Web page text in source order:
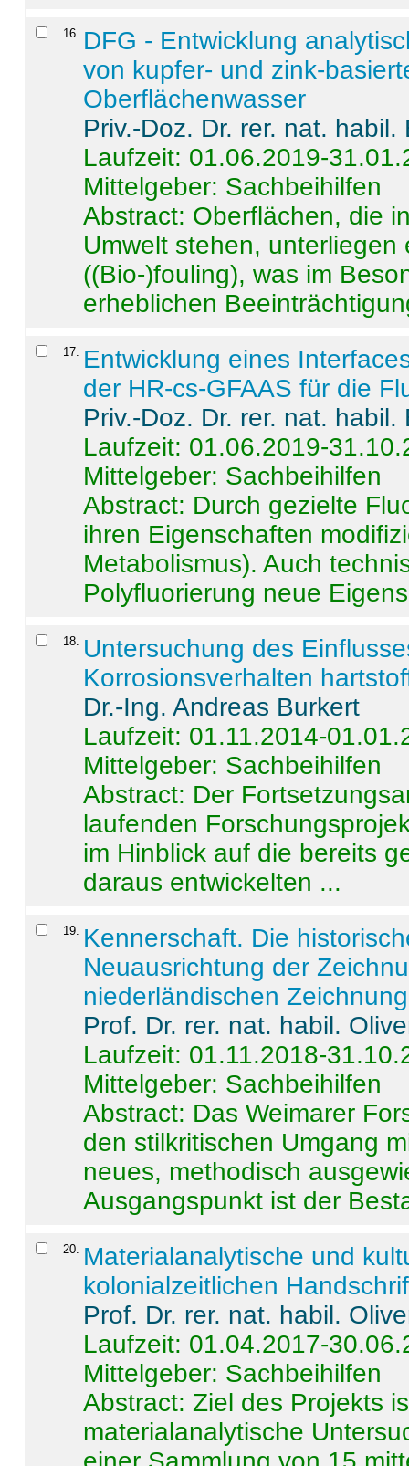
16
DFG - Entwicklung
von kupfer- und zink-
Oberflächenwasser
Priv.-Doz. Dr. rer. nat.
Laufzeit: 01.06.2019-
Mittelgeber: Sachbeihilfen
Abstract: Oberflächen, die
Umwelt stehen,
((Bio-)fouling), was im
erheblichen
17
Entwicklung eines
der HR-cs-GFAAS für die
Priv.-Doz. Dr. rer. nat.
Laufzeit: 01.06.2019-
Mittelgeber: Sachbeihilfen
Abstract: Durch gezielte
ihren Eigenschaften
Metabolismus). Auch
Polyfluorierung neue
18
Untersuchung des
Korrosionsverhalten
Dr.-Ing. Andreas Burkert
Laufzeit: 01.11.2014-
Mittelgeber: Sachbeihilfen
Abstract: Der
laufenden
im Hinblick auf die bereits
daraus entwickelten ...
19
Kennerschaft. Die
Neuausrichtung der
niederländischen
Prof. Dr. rer. nat. habil.
Laufzeit: 01.11.2018-
Mittelgeber: Sachbeihilfen
Abstract: Das Weimarer
den stilkritischen Umgang
neues, methodisch
Ausgangspunkt ist der
20
Materialanalytische und
kolonialzeitlichen
Prof. Dr. rer. nat. habil.
Laufzeit: 01.04.2017-
Mittelgeber: Sachbeihilfen
Abstract:Ziel des Projekts
materialanalytische